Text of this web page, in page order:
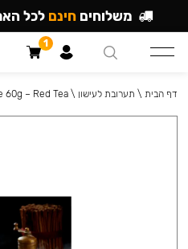
דף הבית \ תערובת לעישון \
60g – Red Tea
משלוחים חינם לכל
1